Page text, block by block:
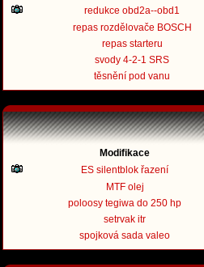
redukce obd2a--obd1
repas rozdělovače BOSCH
repas starteru
svody 4-2-1 SRS
těsnění pod vanu
Modifikace
ES silentblok řazení
MTF olej
poloosy tegiwa do 250 hp
setrvak itr
spojková sada valeo